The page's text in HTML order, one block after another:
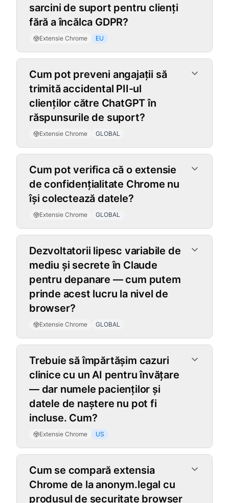
sarcini de suport pentru clienți
fără a încălca GDPR?
Extensie Chrome EU
Cum pot preveni angajații să
trimită accidental PII-ul
clienților către ChatGPT în
răspunsurile de suport?
Extensie Chrome GLOBAL
Cum pot verifica că o extensie
de confidențialitate Chrome nu
își colectează datele?
Extensie Chrome GLOBAL
Dezvoltatorii lipesc variabile de
mediu și secrete în Claude
pentru depanare — cum putem
prinde acest lucru la nivel de
browser?
Extensie Chrome GLOBAL
Trebuie să împărtășim cazuri
clinice cu un AI pentru învățare
— dar numele pacienților și
datele de naștere nu pot fi
incluse. Cum?
Extensie Chrome US
Cum se compară extensia
Chrome de la anonym.legal cu
produsul de securitate browser